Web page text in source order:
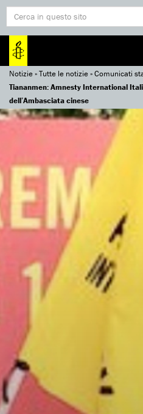
Notizie»Tutte le notizie»Comunicati
Tiananmen: Amnesty International
dell’Ambasciata cinese